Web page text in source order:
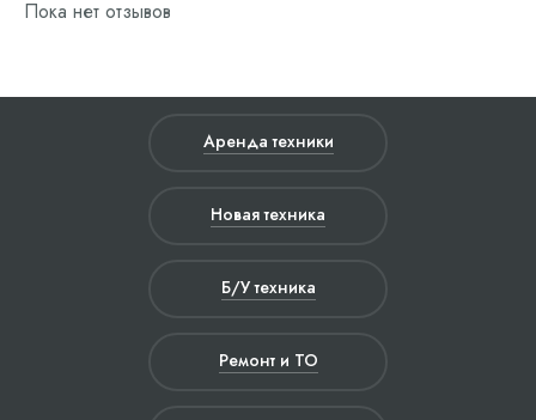
Пока нет отзывов
Аренда техники
Новая техника
Б/У техника
Ремонт и ТО